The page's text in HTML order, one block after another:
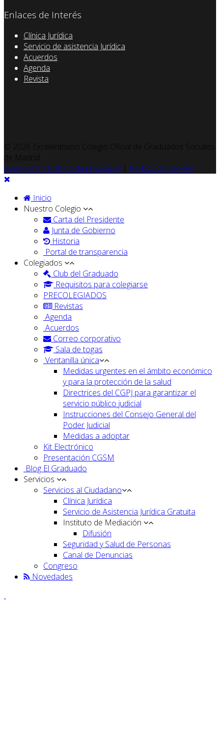
Enlaces de Interés
Clínica Jurídica
Servicio de asistencia Jurídica
Acuerdos
Agenda
Revista
© 2026 Excelentísimo Colegio Oficial de Graduados Sociales
de Madrid
Aviso legal y Política de privacidad
Política de cookies
Inicio
Nuestro Colegio
Carta del Presidente
Junta de Gobierno
Historia
Portal de transparencia
Colegiados
Club del Graduado
Requisitos para colegiarse
PRECOLEGIADOS
Revistas
Agenda
Acuerdos
Correo corporativo
Sala de togas
Ventanilla única
Medidas urgentes en el ámbito económico
y para la protección de la salud
Directrices del CGPJ para garantizar el
servicio público judicial
Instrucciones del Consejo General del
Poder Judicial
Medidas a adoptar
Kit Electrónico
Presentación CGSM
Blog El Graduado
Servicios
Servicios al Ciudadano
Clínica Jurídica
Servicio de Asistencia Jurídica Gratuita
Instituto de Mediación
Difusión
Seguridad y Salud de Personas
Canal de Denuncias
Congreso
Novedades